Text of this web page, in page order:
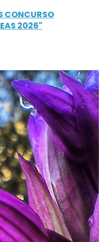
CONCURSO
2026"